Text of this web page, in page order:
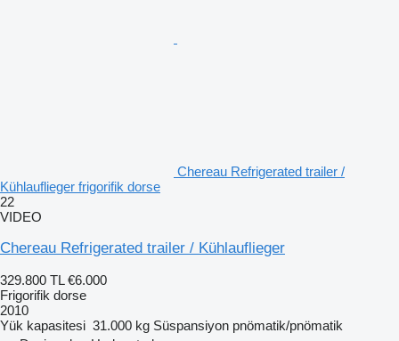
Chereau Refrigerated trailer /
Kühlauflieger frigorifik dorse
22
VIDEO
Chereau Refrigerated trailer / Kühlauflieger
329.800 TL €6.000
Frigorifik dorse
2010
Yük kapasitesi 31.000 kg Süspansiyon pnömatik/pnömatik